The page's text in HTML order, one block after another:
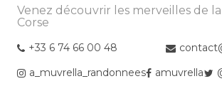
Venez découvrir les merveilles de
Corse
+33 6 74 66 00 48
a_muvrella_randonnees
amuvrella